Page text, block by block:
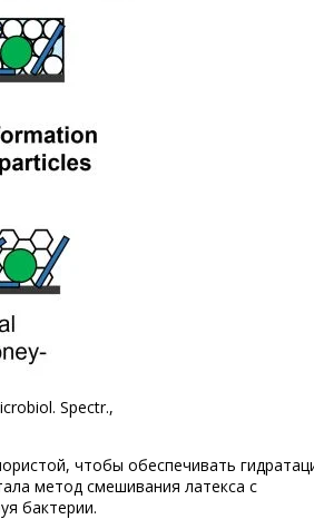
Spectr.,
чтобы обеспечивать
метод смешивания латекса с
бактерии.